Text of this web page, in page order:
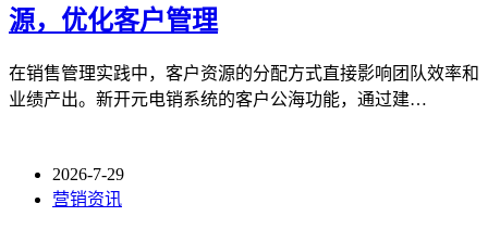
源，优化客户管理
在销售管理实践中，客户资源的分配方式直接影响团队效率和
业绩产出。新开元电销系统的客户公海功能，通过建…
2026-7-29
营销资讯